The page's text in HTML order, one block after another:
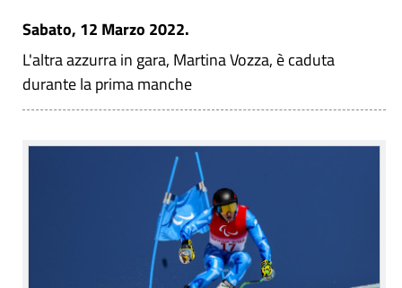
Sabato, 12 Marzo 2022.
L'altra azzurra in gara, Martina Vozza, è caduta
durante la prima manche